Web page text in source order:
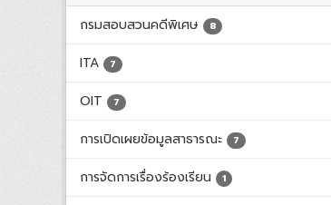
กรมสอบสวนคดีพิเศษ
8
ITA 7
OIT 7
การเปิดเผยข้อมูลสาธารณะ 7
การจัดการเรื่องร้องเรียน 1